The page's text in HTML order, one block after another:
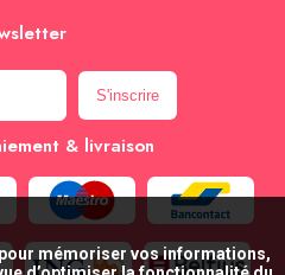
& livraison
mémoriser vos informations,